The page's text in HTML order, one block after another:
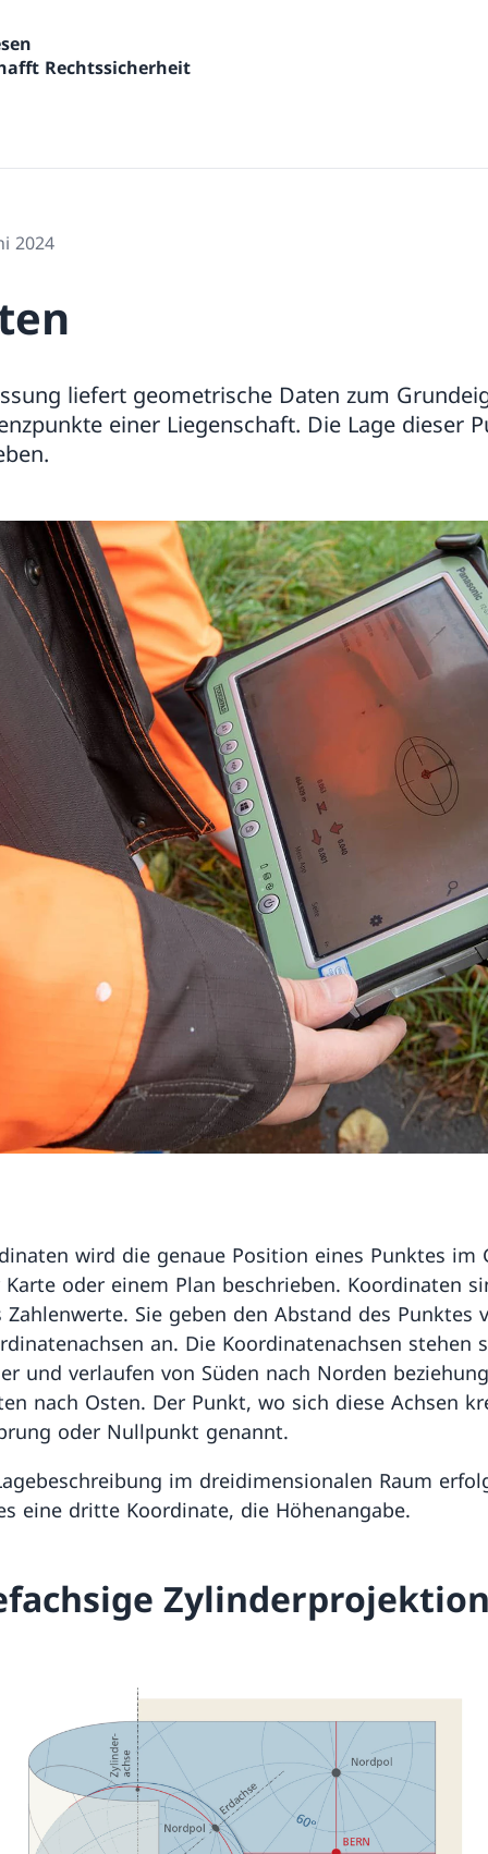
Rechtssicherheit
2024
liefert geometrische Daten zum
einer Liegenschaft. Die Lage dieser
wird die genaue Position eines Punktes im
oder einem Plan beschrieben. Koordinaten
Zahlenwerte. Sie geben den Abstand des Punktes
an. Die Koordinatenachsen stehen
und verlaufen von Süden nach Norden
nach Osten. Der Punkt, wo sich diese Achsen
oder Nullpunkt genannt.
im dreidimensionalen Raum
eine dritte Koordinate, die Höhenangabe.
Zylinderprojektion